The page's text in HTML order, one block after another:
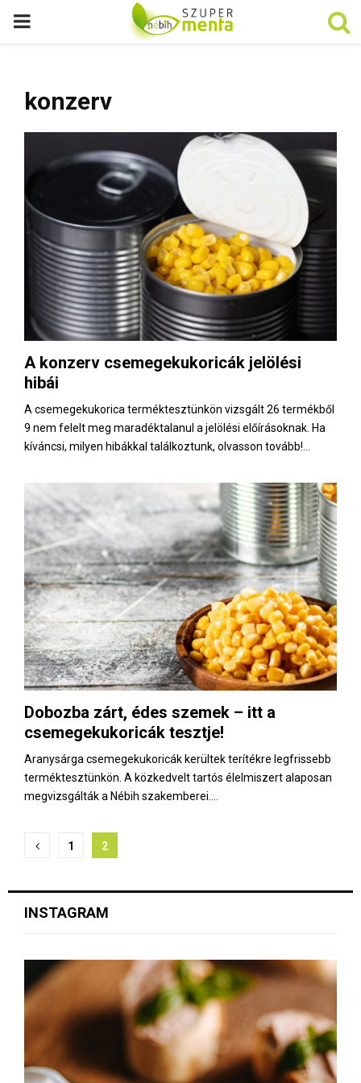
P
A
E
N
U
konzerv
A konzerv csemegekukoricák jelölési
hibái
A csemegekukorica terméktesztünkön vizsgált 26 termékből
9 nem felelt meg maradéktalanul a jelölési előírásoknak. Ha
kíváncsi, milyen hibákkal találkoztunk, olvasson tovább!...
Dobozba zárt, édes szemek – itt a
csemegekukoricák tesztje!
Aranysárga csemegekukoricák kerültek terítékre legfrissebb
terméktesztünkön. A közkedvelt tartós élelmiszert alaposan
megvizsgálták a Nébih szakemberei....
B
j
g
y
z
é
1 2
INSTAGRAM